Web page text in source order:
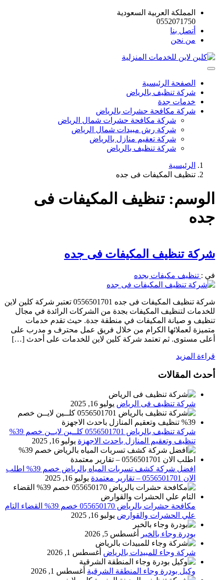
المملكة العربية السعودية
0552071750
أتصل بنا
من نحن
الصفحة الرئيسية
شركة تنظيف بالرياض
خدمات جدة
شركة مكافحة حشرات بالرياض
شركة مكافحة حشرات شمال الرياض
شركة رش مبيدات شمال الرياض
شركة تعقيم منازل بالرياض
شركة تنظيف بالرياض
الرئيسية
تنظيف المكيفات فى جده
الوسم:تنظيف المكيفات فى
جده
شركة تنظيف المكيفات فى جده
في : تنظيف مكيفات بجده
شركة تنظيف المكيفات فى جده 0556501701 تعتبر شركة كلين لاين
للخدمات لتنظيف المكيفات بجدة من الشركات الرائدة في مجال
تنظيف و صيانة المكيفات في منطقة جدة. حيث تقدم خدمات
متميزة لعملائها الكرام من خلال فريق عمل محترف و مدرب على
أعلى مستوى. ثم تعتمد شركة كلين لاين للخدمات على أحدث […]
قراءة المزيد
أحدث المقالات
شركة تنظيف فى الرياض يوليو 16, 2025
شركة تنظيف بالرياض 0556501701 كلــين لايــن خصم 39%
تنظيف وتعقيم المنازل باحدث الاجهزة يوليو 16, 2025
افضل شركة كشف تسربات المياه بالرياض خصم 39% اطلب
الان 0556501701‬‏ – تقارير معتمدة
يوليو 16, 2025
مكافحة حشرات بالرياض 055650170 خصم 39% القضاء التام
علي الحشرات والقوارض يوليو 16, 2025
بودرة وجاء بالخبر أغسطس 5, 2026
شركة وجاء للمبيدات بالرياض أغسطس 1, 2026
وكيل بودرة وجاء المنطقة الشرقية أغسطس 1, 2026